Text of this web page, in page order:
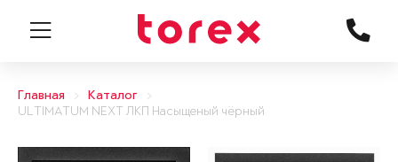
Главная
Каталог
ULTIMATUM NEXT ЛКП Насыщеный чёрный